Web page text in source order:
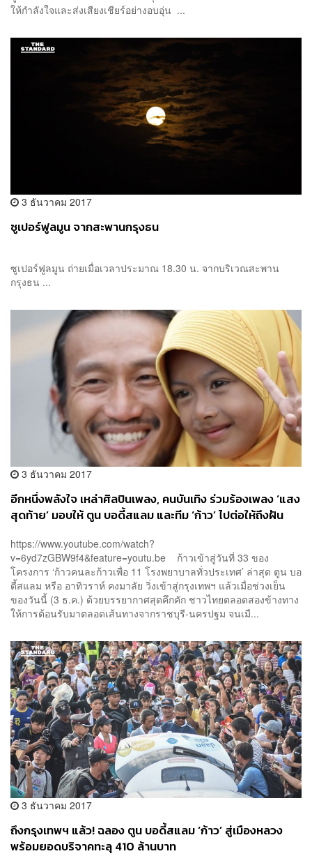
ให้กำลังใจและส่งเสียงเชียร์อย่างอบอุ่น ...
3 ธันวาคม 2017
ซูเปอร์ฟูลมูน จากสะพานกรุงธน
ซูเปอร์ฟูลมูน ถ่ายเมื่อเวลาประมาณ 18.30 น. จากบริเวณสะพาน
กรุงธน ...
3 ธันวาคม 2017
อีกหนึ่งพลังใจ เหล่าศิลปินเพลง, คนบันเทิง ร่วมร้องเพลง ‘แสง
สุดท้าย’ มอบให้ ตูน บอดี้สแลม และทีม ‘ก้าว’ ไปต่อให้ถึงฝัน
https://www.youtube.com/watch?
v=6yd7zGBW9f4&feature=youtu.be ก้าวเข้าสู่วันที่ 33 ของ
โครงการ ‘ก้าวคนละก้าวเพื่อ 11 โรงพยาบาลทั่วประเทศ’ ล่าสุด ตูน บอ
ดี้สแลม หรือ อาทิวราห์ คงมาลัย วิ่งเข้าสู่กรุงเทพฯ แล้วเมื่อช่วงเย็น
ของวันนี้ (3 ธ.ค.) ด้วยบรรยากาศสุดคึกคัก ชาวไทยตลอดสองข้างทาง
ให้การต้อนรับมาตลอดเส้นทางจากราชบุรี-นครปฐม จนเมื...
3 ธันวาคม 2017
ถึงกรุงเทพฯ แล้ว! ฉลอง ตูน บอดี้สแลม ‘ก้าว’ สู่เมืองหลวง
พร้อมยอดบริจาคทะลุ 410 ล้านบาท